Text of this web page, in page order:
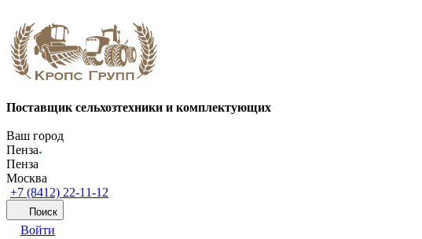
Поставщик сельхозтехники и комплектующих
Ваш город
Пенза
Пенза
Москва
+7 (8412) 22-11-12
Поиск
Войти